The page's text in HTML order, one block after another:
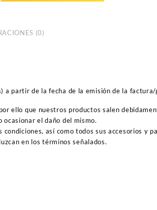
(0)
partir de la fecha de la emisión de la
ello que nuestros productos salen
ocasionar el daño del mismo.
así como todos sus accesorios y
en los términos señalados.